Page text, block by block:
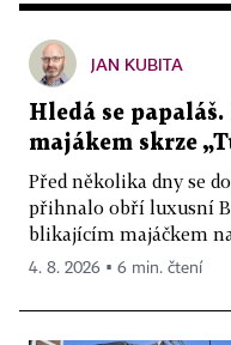
JAN KUBITA
Hledá se
majákem skrze
Před několika dny se
přihnalo obří luxusní
blikajícím majáčkem
4. 8. 2026 ▪ 6 min. čtení